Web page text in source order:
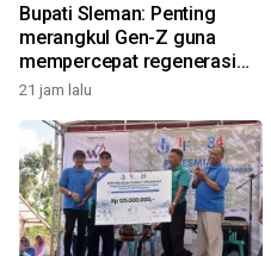
Bupati Sleman: Penting
merangkul Gen-Z guna
mempercepat regenerasi
petani
21 jam lalu